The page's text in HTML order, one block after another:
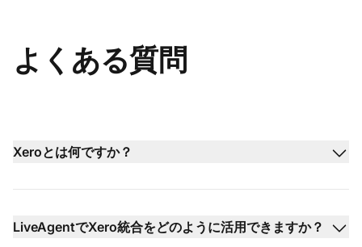
よくある質問
Xeroとは何ですか？
LiveAgentでXero統合をどのように活用できますか？